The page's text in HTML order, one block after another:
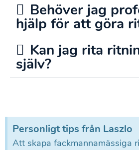
Behöver jag
hjälp för att göra
Kan jag rita
själv?
Personligt tips från Laszlo
Att skapa fackmannamässiga